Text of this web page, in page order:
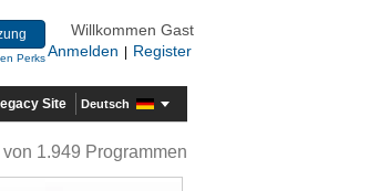
Perks
Willkommen Gast
Anmelden
Register
Site Deutsch
1.949 Programmen